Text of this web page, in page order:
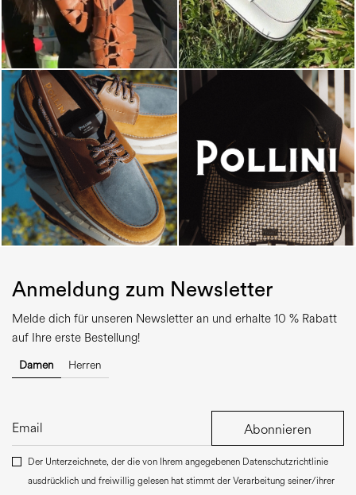
Anmeldung zum Newsletter
Melde dich für unseren Newsletter an und erhalte 10 % Rabatt
auf Ihre erste Bestellung!
Damen Herren
Abonnieren
Der Unterzeichnete, der die von Ihrem angegebenen Datenschutzrichtlinie
ausdrücklich und freiwillig gelesen hat stimmt der Verarbeitung seiner/ihrer